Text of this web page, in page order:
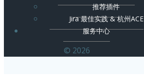
推荐插件
Jira 最佳实践 & 杭州ACE
服务中心
© 2026